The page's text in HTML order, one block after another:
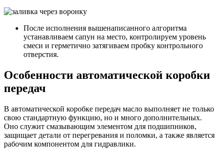
После исполнения вышенаписанного алгоритма
устанавливаем сапун на место, контролируем уровень
смеси и герметично затягиваем пробку контрольного
отверстия.
Особенности автоматической коробки
передач
В автоматической коробке передач масло выполняет не только
свою стандартную функцию, но и много дополнительных.
Оно служит смазывающим элементом для подшипников,
защищает детали от перегревания и поломки, а также является
рабочим компонентом для гидравлики.